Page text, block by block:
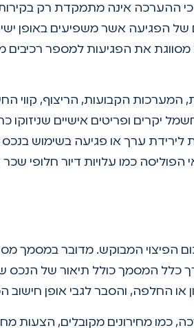
ההערכה אינה מתמקדת רק
של הפגיעה אשר משפיעים באופן
את הפגיעות למספר רכיבים
הקבועות, הריצוף, קווי
יקרים ופריטים אישיים שניזוקו
לירידת ערך או פגיעה בשימוש
כמו עלויות דיור חלופי שכר
הפיצוי המבוקש. מדובר במסמך
כלל המסמך כולל תיאור של הנכס
החלפה, והסבר לגבי אופן חישוב
מחירונים מקובלים, הצעות